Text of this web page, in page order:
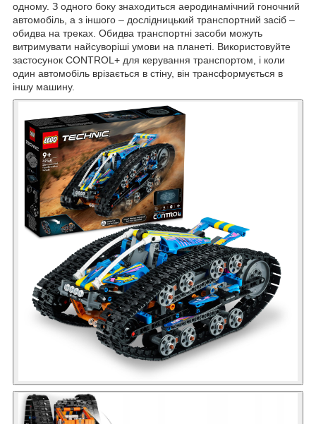
одному. З одного боку знаходиться аеродинамічний гоночний
автомобіль, а з іншого – дослідницький транспортний засіб –
обидва на треках. Обидва транспортні засоби можуть
витримувати найсуворіші умови на планеті. Використовуйте
застосунок CONTROL+ для керування транспортом, і коли
один автомобіль врізається в стіну, він трансформується в
іншу машину.